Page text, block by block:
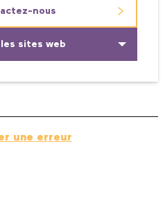
nous
les sites web
une erreur